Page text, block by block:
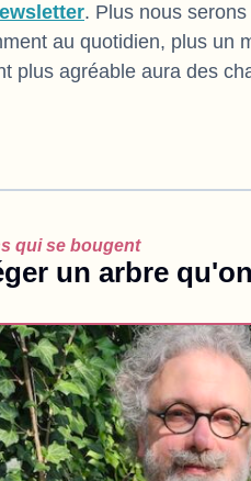
. Plus nous
au quotidien, plus un
plus agréable aura des
qui se bougent
un arbre